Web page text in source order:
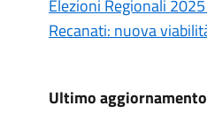
Elezioni Regionali
Recanati: nuova
Ultimo aggiornamento